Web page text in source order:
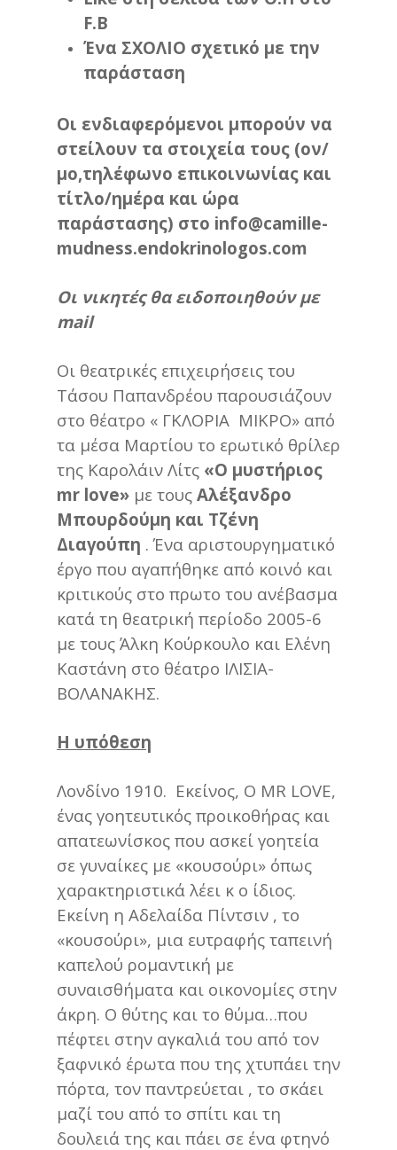
F.B
Ένα ΣΧΟΛΙΟ σχετικό με την
παράσταση
Οι ενδιαφερόμενοι μπορούν να
στείλουν τα στοιχεία τους (ον/
μο,τηλέφωνο επικοινωνίας και
τίτλο/ημέρα και ώρα
παράστασης) στο info@camille-
mudness.endokrinologos.com
Οι νικητές θα ειδοποιηθούν με
mail
Οι θεατρικές επιχειρήσεις του
Τάσου Παπανδρέου παρουσιάζουν
στο θέατρο « ΓΚΛΟΡΙΑ ΜΙΚΡΟ» από
τα μέσα Μαρτίου το ερωτικό θρίλερ
της Καρολάιν Λίτς «Ο μυστήριος
mr love» με τους Αλέξανδρο
Μπουρδούμη και Τζένη
Διαγούπη . Ένα αριστουργηματικό
έργο που αγαπήθηκε από κοινό και
κριτικούς στο πρωτο του ανέβασμα
κατά τη θεατρική περίοδο 2005-6
με τους Άλκη Κούρκουλο και Ελένη
Καστάνη στο θέατρο ΙΛΙΣΙΑ-
ΒΟΛΑΝΑΚΗΣ.
H υπόθεση
Λονδίνο 1910. Εκείνος, Ο MR LOVE,
ένας γοητευτικός προικοθήρας και
απατεωνίσκος που ασκεί γοητεία
σε γυναίκες με «κουσούρι» όπως
χαρακτηριστικά λέει κ ο ίδιος.
Εκείνη η Αδελαίδα Πίντσιν , το
«κουσούρι», μια ευτραφής ταπεινή
καπελού ρομαντική με
συναισθήματα και οικονομίες στην
άκρη. Ο θύτης και το θύμα…που
πέφτει στην αγκαλιά του από τον
ξαφνικό έρωτα που της χτυπάει την
πόρτα, τον παντρεύεται , το σκάει
μαζί του από το σπίτι και τη
δουλειά της και πάει σε ένα φτηνό